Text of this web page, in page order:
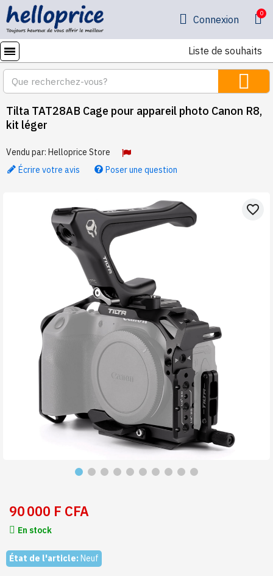
Connexion
Liste de souhaits
Tilta TAT28AB Cage pour appareil photo Canon R8,
kit léger
Vendu par: Helloprice Store
Écrire votre avis
Poser une question
favorite_border
90 000 F CFA
En stock
État de l'article: Neuf